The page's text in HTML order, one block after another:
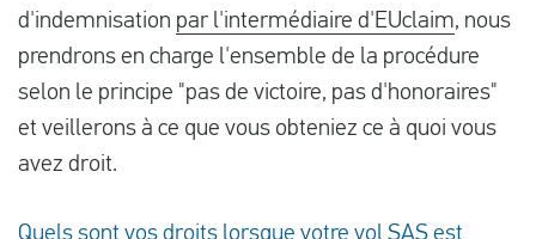
d'indemnisation par l'intermédiaire d'EUclaim, nous
prendrons en charge l'ensemble de la procédure
selon le principe "pas de victoire, pas d'honoraires"
et veillerons à ce que vous obteniez ce à quoi vous
avez droit.